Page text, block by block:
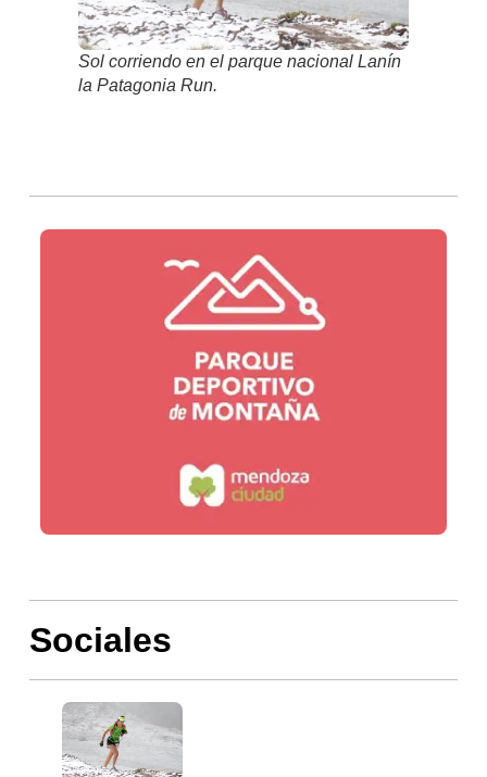
Sol corriendo en el parque nacional Lanín
la Patagonia Run.
Sociales